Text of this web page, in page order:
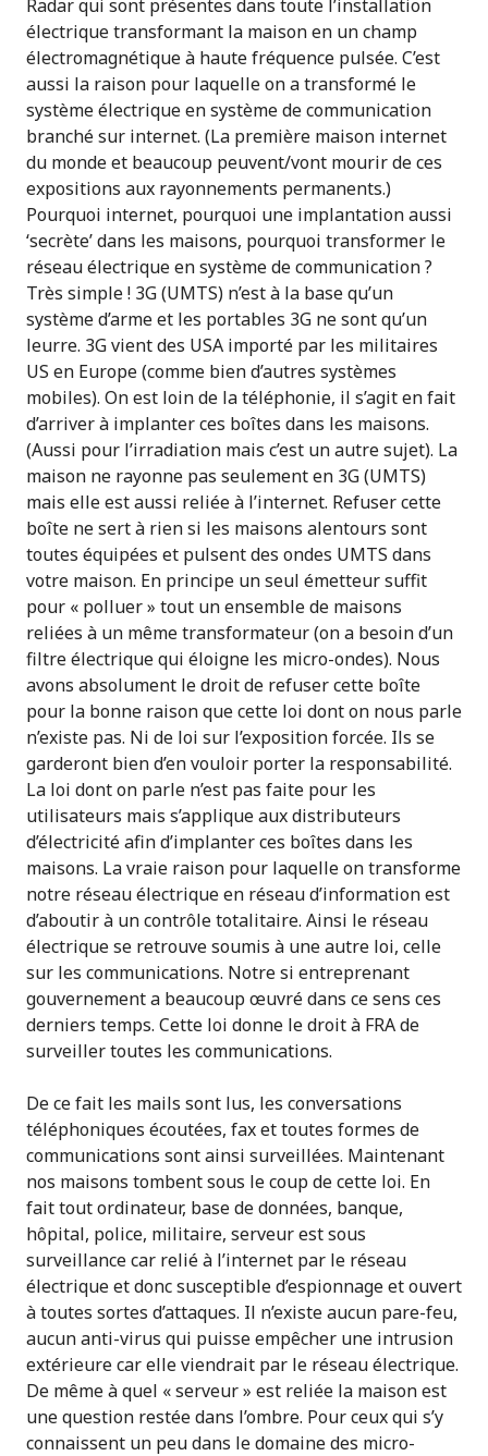
Radar qui sont présentes dans toute l’installation
électrique transformant la maison en un champ
électromagnétique à haute fréquence pulsée. C’est
aussi la raison pour laquelle on a transformé le
système électrique en système de communication
branché sur internet. (La première maison internet
du monde et beaucoup peuvent/vont mourir de ces
expositions aux rayonnements permanents.)
Pourquoi internet, pourquoi une implantation aussi
‘secrète’ dans les maisons, pourquoi transformer le
réseau électrique en système de communication ?
Très simple ! 3G (UMTS) n’est à la base qu’un
système d’arme et les portables 3G ne sont qu’un
leurre. 3G vient des USA importé par les militaires
US en Europe (comme bien d’autres systèmes
mobiles). On est loin de la téléphonie, il s’agit en fait
d’arriver à implanter ces boîtes dans les maisons.
(Aussi pour l’irradiation mais c’est un autre sujet). La
maison ne rayonne pas seulement en 3G (UMTS)
mais elle est aussi reliée à l’internet. Refuser cette
boîte ne sert à rien si les maisons alentours sont
toutes équipées et pulsent des ondes UMTS dans
votre maison. En principe un seul émetteur suffit
pour « polluer » tout un ensemble de maisons
reliées à un même transformateur (on a besoin d’un
filtre électrique qui éloigne les micro-ondes). Nous
avons absolument le droit de refuser cette boîte
pour la bonne raison que cette loi dont on nous parle
n’existe pas. Ni de loi sur l’exposition forcée. Ils se
garderont bien d’en vouloir porter la responsabilité.
La loi dont on parle n’est pas faite pour les
utilisateurs mais s’applique aux distributeurs
d’électricité afin d’implanter ces boîtes dans les
maisons. La vraie raison pour laquelle on transforme
notre réseau électrique en réseau d’information est
d’aboutir à un contrôle totalitaire. Ainsi le réseau
électrique se retrouve soumis à une autre loi, celle
sur les communications. Notre si entreprenant
gouvernement a beaucoup œuvré dans ce sens ces
derniers temps. Cette loi donne le droit à FRA de
surveiller toutes les communications.
De ce fait les mails sont lus, les conversations
téléphoniques écoutées, fax et toutes formes de
communications sont ainsi surveillées. Maintenant
nos maisons tombent sous le coup de cette loi. En
fait tout ordinateur, base de données, banque,
hôpital, police, militaire, serveur est sous
surveillance car relié à l’internet par le réseau
électrique et donc susceptible d’espionnage et ouvert
à toutes sortes d’attaques. Il n’existe aucun pare-feu,
aucun anti-virus qui puisse empêcher une intrusion
extérieure car elle viendrait par le réseau électrique.
De même à quel « serveur » est reliée la maison est
une question restée dans l’ombre. Pour ceux qui s’y
connaissent un peu dans le domaine des micro-